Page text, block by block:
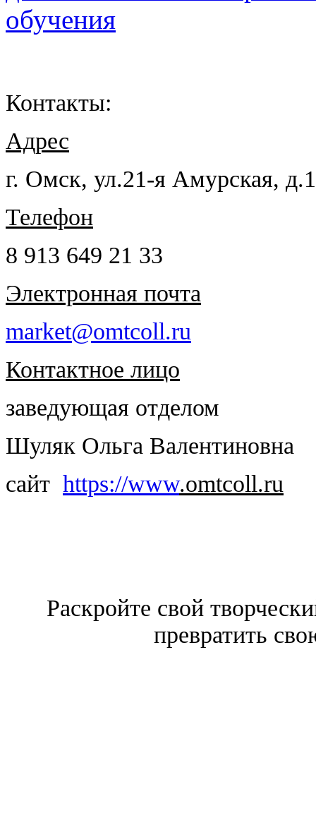
обучения
Контакты:
Адрес
г. Омск, ул.21-я Амурская,
Телефон
8 913 649 21 33
Электронная почта
market@omtcoll.ru
Контактное лицо
заведующая отделом
Шуляк Ольга Валентиновна
сайт https://www.omtcoll.ru
Раскройте свой
превратить